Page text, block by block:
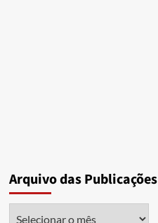
Arquivo das Publicações